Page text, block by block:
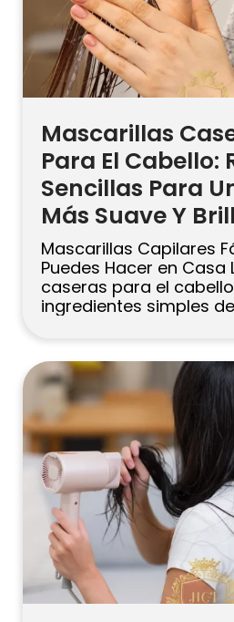
Mascarillas
Para El Cabello:
Sencillas Para
Más Suave Y
Mascarillas Capilares
Puedes Hacer en Casa
caseras para el
ingredientes simples
frizz y mejorar el brillo.
las recetas rápidas a
aplícala sobre el
déjala actuar durante
luego enjuaga bien.
[…]